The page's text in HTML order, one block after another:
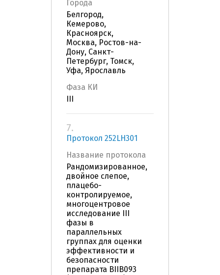
Города
Белгород,
Кемерово,
Красноярск,
Москва, Ростов-на-
Дону, Санкт-
Петербург, Томск,
Уфа, Ярославль
Фаза КИ
7.
Протокол 252LH301
Название протокола
Рандомизированное,
двойное слепое,
плацебо-
контролируемое,
многоцентровое
исследование III
фазы в
параллельных
группах для оценки
эффективности и
безопасности
препарата BIIB093